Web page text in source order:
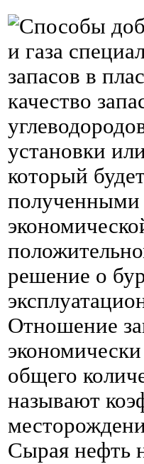
и газа
запасов в
качество
установки
который
полученными
решение о
Отношение
общего
называют
Сырая нефть